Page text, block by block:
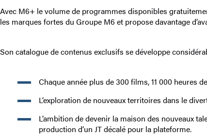
Avec M6+ le volume de programmes disponibles
les marques fortes du Groupe M6 et propose davantage
Son catalogue de contenus exclusifs se développe
Chaque année plus de 300 films, 11 000 heures
L’exploration de nouveaux territoires dans le
L’ambition de devenir la maison des nouveaux
production d’un JT décalé pour la plateforme.